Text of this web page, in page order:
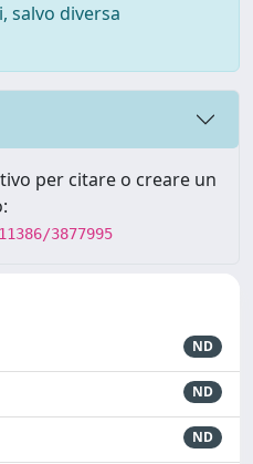
salvo diversa
per citare o creare un
3877995
ND
ND
ND